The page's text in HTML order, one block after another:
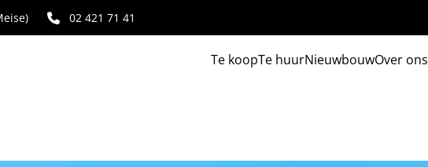
02 421 71 41
Te koopTe huurNieuwbouwOver ons